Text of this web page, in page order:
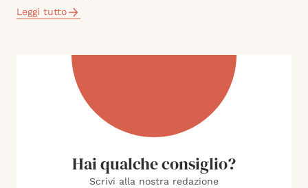
Leggi tutto
Hai qualche consiglio?
Scrivi alla nostra redazione